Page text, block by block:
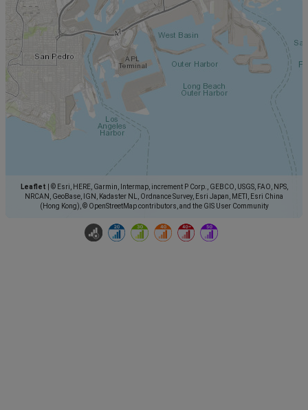
Leaflet
© Esri, HERE, Garmin, Intermap, increment P Corp., GEBCO, USGS, FAO, NPS,
NRCAN, GeoBase, IGN, Kadaster NL, Ordnance Survey, Esri Japan, METI, Esri China
(Hong Kong), © OpenStreetMap contributors, and the GIS User Community